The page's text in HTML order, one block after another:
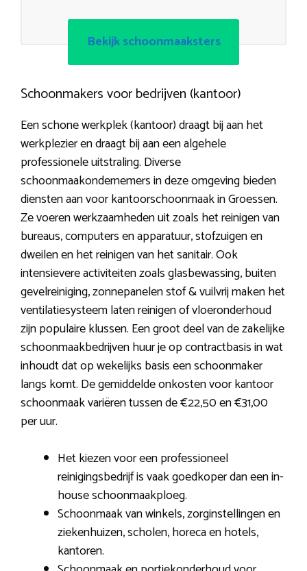
Bekijk schoonmaaksters
Schoonmakers voor bedrijven (kantoor)
Een schone werkplek (kantoor) draagt bij aan het
werkplezier en draagt bij aan een algehele
professionele uitstraling. Diverse
schoonmaakondernemers in deze omgeving bieden
diensten aan voor kantoorschoonmaak in Groessen.
Ze voeren werkzaamheden uit zoals het reinigen van
bureaus, computers en apparatuur, stofzuigen en
dweilen en het reinigen van het sanitair. Ook
intensievere activiteiten zoals glasbewassing, buiten
gevelreiniging, zonnepanelen stof & vuilvrij maken het
ventilatiesysteem laten reinigen of vloeronderhoud
zijn populaire klussen. Een groot deel van de zakelijke
schoonmaakbedrijven huur je op contractbasis in wat
inhoudt dat op wekelijks basis een schoonmaker
langs komt. De gemiddelde onkosten voor kantoor
schoonmaak variëren tussen de €22,50 en €31,00
per uur.
Het kiezen voor een professioneel
reinigingsbedrijf is vaak goedkoper dan een in-
house schoonmaakploeg.
Schoonmaak van winkels, zorginstellingen en
ziekenhuizen, scholen, horeca en hotels,
kantoren.